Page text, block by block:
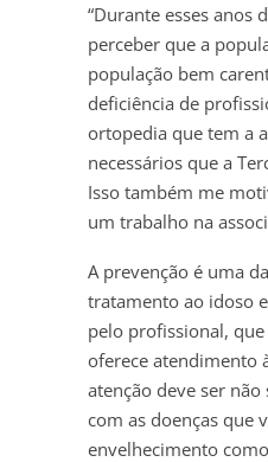
“Durante esses anos
perceber que a
população bem
deficiência de
ortopedia que tem a
necessários que a
Isso também me
um trabalho na
A prevenção é uma
tratamento ao idoso
pelo profissional, que
oferece atendimento
atenção deve ser
com as doenças que
envelhecimento